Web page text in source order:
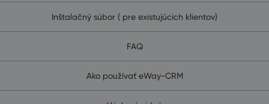
Inštalačný súbor ( pre existujúcich klientov)
FAQ
Ako používať eWay-CRM